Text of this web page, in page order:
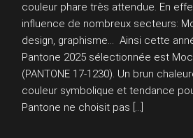
couleur phare très attendue. En
influence de nombreux secteurs:
design, graphisme… Ainsi cette
Pantone 2025 sélectionnée est
(PANTONE 17-1230). Un brun
couleur symbolique et tendance
Pantone ne choisit pas […]